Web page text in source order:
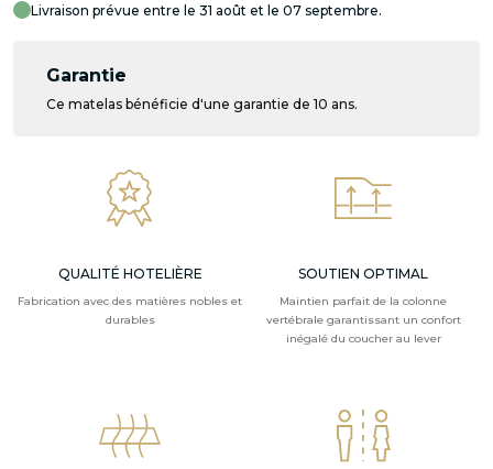
Livraison prévue entre le 31 août et le 07 septembre.
Garantie
Ce matelas bénéficie d'une garantie de 10 ans.
QUALITÉ HOTELIÈRE
Fabrication avec des matières nobles et
durables
SOUTIEN OPTIMAL
Maintien parfait de la colonne
vertébrale garantissant un confort
inégalé du coucher au lever